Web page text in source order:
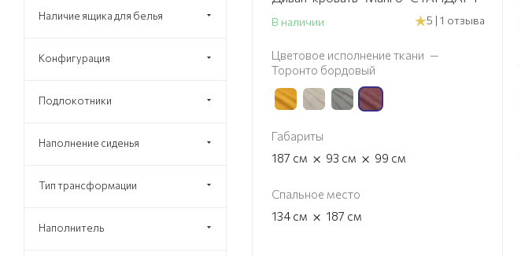
В наличии 5 | 1 отзыва
Цветовое исполнение ткани —
Торонто бордовый
Габариты
187 см × 93 см × 99 см
Спальное место
134 см × 187 см
Наличие ящика для белья
Конфигурация
Подлокотники
Наполнение сиденья
Тип трансформации
Наполнитель